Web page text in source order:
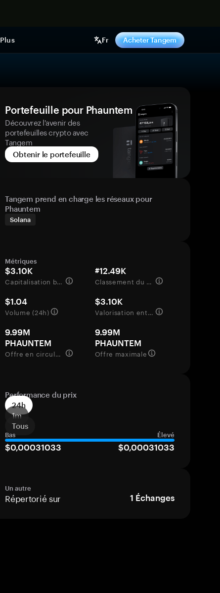
Plus Fr Acheter Tangem
Portefeuille pour Phauntem
Découvrez l'avenir des
portefeuilles crypto avec
Tangem
Obtenir le portefeuille
Tangem prend en charge les réseaux pour
Phauntem
Solana
Métriques
$3.10K
Capitalisation boursière
#12.49K
Classement du marché
$1.04
Volume (24h)
$3.10K
Valorisation entièrement diluée
9.99M
PHAUNTEM
Offre en circulation
9.99M
PHAUNTEM
Offre maximale
Performance du prix
24h
1m
Tous
Bas Élevé
$0,00031033 $0,00031033
Un autre
Répertorié sur 1 Échanges